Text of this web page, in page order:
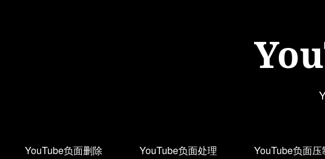
YouTube负面删除 YouTube负面处理 YouTube负面压